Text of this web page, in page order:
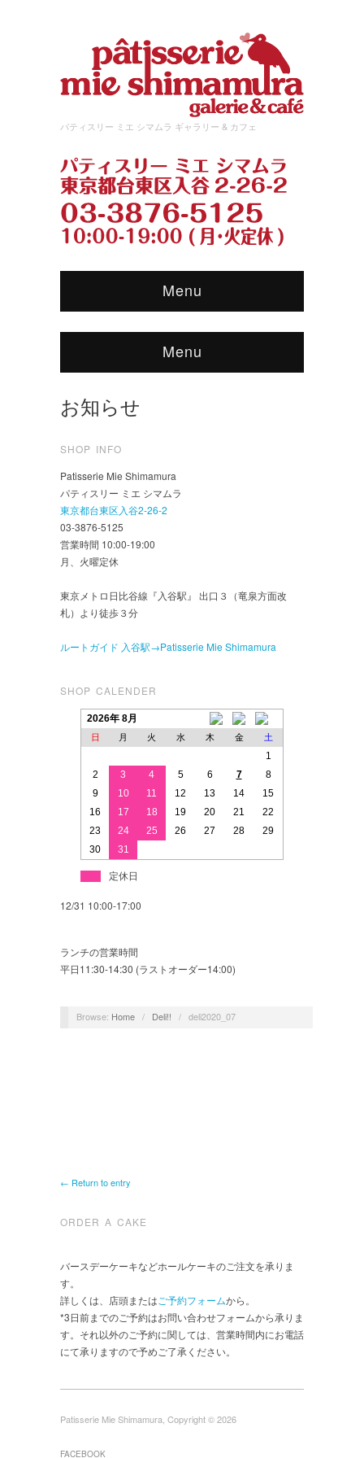
パティスリー ミエ シマムラ ギャラリー & カフェ
Menu
Menu
お知らせ
SHOP INFO
Patisserie Mie Shimamura
パティスリー ミエ シマムラ
東京都台東区入谷2-26-2
03-3876-5125
営業時間 10:00-19:00
月、火曜定休
東京メトロ日比谷線『入谷駅』 出口３（竜泉方面改
札）より徒歩３分
ルートガイド 入谷駅→Patisserie Mie Shimamura
SHOP CALENDER
2026年 8月
日 月 火 水 木 金 土
1
2
3 4 5 6 7
8
9
10 11 12 13 14
15
16
17 18 19 20 21
22
23
24 25 26 27 28
29
30
31
定休日
12/31 10:00-17:00
ランチの営業時間
平日11:30-14:30 (ラストオーダー14:00)
Browse: Home / Deli!! / deli2020_07
← Return to entry
ORDER A CAKE
バースデーケーキなどホールケーキのご注文を承りま
す。
詳しくは、店頭またはご予約フォームから。
*3日前までのご予約はお問い合わせフォームから承りま
す。それ以外のご予約に関しては、営業時間内にお電話
にて承りますので予めご了承ください。
Patisserie Mie Shimamura, Copyright © 2026
FACEBOOK